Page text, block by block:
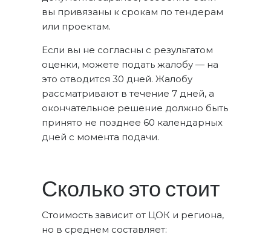
вы привязаны к срокам по тендерам
или проектам.
Если вы не согласны с результатом
оценки, можете подать жалобу — на
это отводится 30 дней. Жалобу
рассматривают в течение 7 дней, а
окончательное решение должно быть
принято не позднее 60 календарных
дней с момента подачи.
Сколько это стоит
Стоимость зависит от ЦОК и региона,
но в среднем составляет: